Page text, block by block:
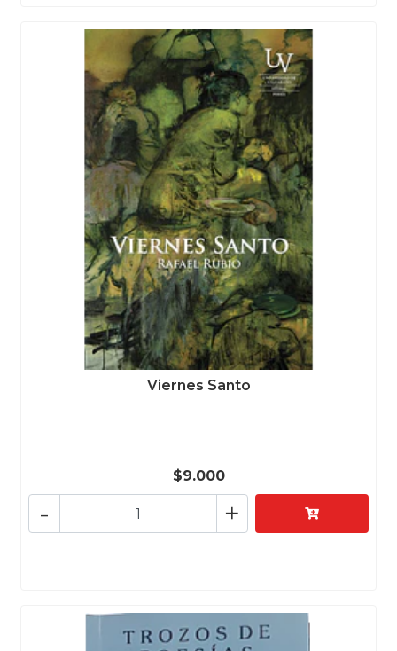
Viernes Santo
$9.000
+
-